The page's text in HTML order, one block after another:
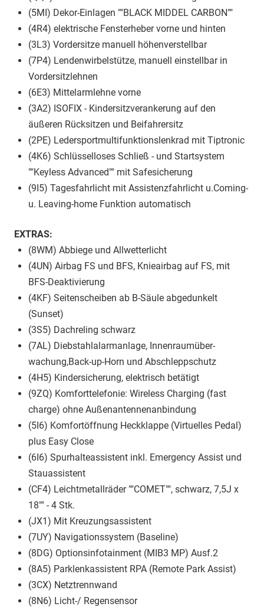
(5MI) Dekor-Einlagen ""BLACK MIDDEL CARBON""
(4R4) elektrische Fensterheber vorne und hinten
(3L3) Vordersitze manuell höhenverstellbar
(7P4) Lendenwirbelstütze, manuell einstellbar in
Vordersitzlehnen
(6E3) Mittelarmlehne vorne
(3A2) ISOFIX - Kindersitzverankerung auf den
äußeren Rücksitzen und Beifahrersitz
(2PE) Ledersportmultifunktionslenkrad mit Tiptronic
(4K6) Schlüsselloses Schließ - und Startsystem
""Keyless Advanced"" mit Safesicherung
(9I5) Tagesfahrlicht mit Assistenzfahrlicht u.Coming-
u. Leaving-home Funktion automatisch
EXTRAS:
(8WM) Abbiege und Allwetterlicht
(4UN) Airbag FS und BFS, Knieairbag auf FS, mit
BFS-Deaktivierung
(4KF) Seitenscheiben ab B-Säule abgedunkelt
(Sunset)
(3S5) Dachreling schwarz
(7AL) Diebstahlalarmanlage, Innenraumüber-
wachung,Back-up-Horn und Abschleppschutz
(4H5) Kindersicherung, elektrisch betätigt
(9ZQ) Komforttelefonie: Wireless Charging (fast
charge) ohne Außenantennenanbindung
(5I6) Komfortöffnung Heckklappe (Virtuelles Pedal)
plus Easy Close
(6I6) Spurhalteassistent inkl. Emergency Assist und
Stauassistent
(CF4) Leichtmetallräder ""COMET"", schwarz, 7,5J x
18"" - 4 Stk.
(JX1) Mit Kreuzungsassistent
(7UY) Navigationssystem (Baseline)
(8DG) Optionsinfotainment (MIB3 MP) Ausf.2
(8A5) Parklenkassistent RPA (Remote Park Assist)
(3CX) Netztrennwand
(8N6) Licht-/ Regensensor